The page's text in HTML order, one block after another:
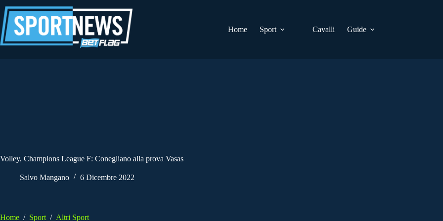
al
contenuto
Home
Sport Cavalli Guide
Volley, Champions League F: Conegliano alla prova Vasas
Salvo Mangano 6 Dicembre 2022
Home / Sport / Altri Sport